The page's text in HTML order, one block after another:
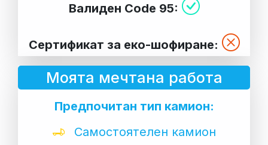
Валиден Code 95:
Сертификат за еко-шофиране:
Моята мечтана работа
Предпочитан тип камион:
Самостоятелен камион